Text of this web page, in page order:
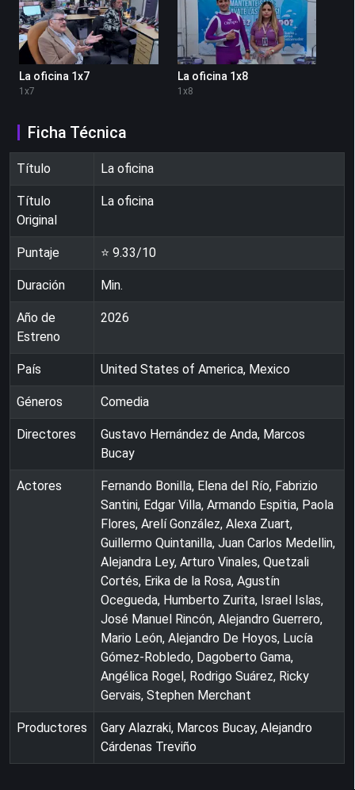
La oficina 1x7
1 x7
La oficina 1x8
1 x8
Ficha Técnica
Título La oficina
Título
Original
La oficina
Puntaje ⭐ 9.33/10
Duración Min.
Año de
Estreno
2026
País United States of America, Mexico
Géneros Comedia
Directores
Gustavo Hernández de Anda, Marcos
Bucay
Actores
Fernando Bonilla, Elena del Río, Fabrizio
Santini, Edgar Villa, Armando Espitia, Paola
Flores, Arelí González, Alexa Zuart,
Guillermo Quintanilla, Juan Carlos Medellin,
Alejandra Ley, Arturo Vinales, Quetzali
Cortés, Erika de la Rosa, Agustín
Ocegueda, Humberto Zurita, Israel Islas,
José Manuel Rincón, Alejandro Guerrero,
Mario León, Alejandro De Hoyos, Lucía
Gómez-Robledo, Dagoberto Gama,
Angélica Rogel, Rodrigo Suárez, Ricky
Gervais, Stephen Merchant
Productores
Gary Alazraki, Marcos Bucay, Alejandro
Cárdenas Treviño